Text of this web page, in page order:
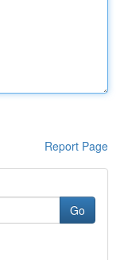
Report Page
Go